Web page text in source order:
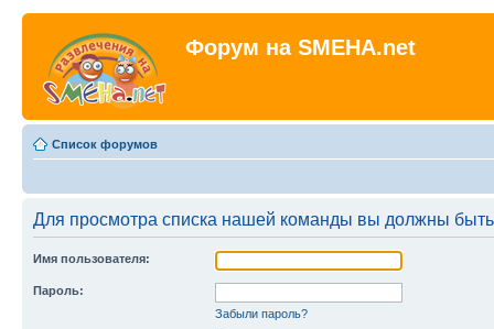
Форум на SMEHA.net
Список форумов
Для просмотра списка нашей команды вы должны
Имя пользователя:
Пароль:
Забыли пароль?